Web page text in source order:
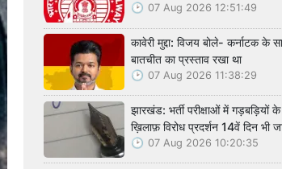
07 Aug 2026 12:51:49
कावेरी मुद्दा: विजय बोले- कर्नाटक के
बातचीत का प्रस्ताव रखा था
07 Aug 2026 11:38:29
झारखंड: भर्ती परीक्षाओं में गड़बड़ियों के
ख़िलाफ़ विरोध प्रदर्शन 14वें दिन भी
07 Aug 2026 10:20:35